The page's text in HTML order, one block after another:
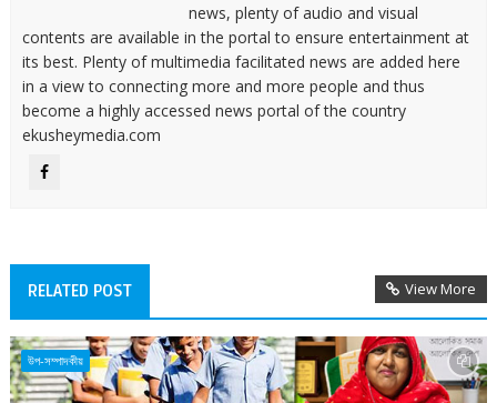
news, plenty of audio and visual
contents are available in the portal to ensure entertainment at
its best. Plenty of multimedia facilitated news are added here
in a view to connecting more and more people and thus
become a highly accessed news portal of the country
ekusheymedia.com
RELATED POST View More
উপ-সম্পাদকীয়